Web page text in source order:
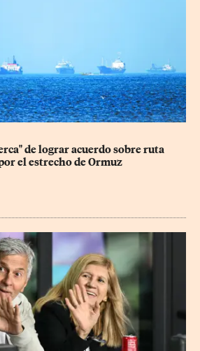
de lograr acuerdo sobre ruta
el estrecho de Ormuz